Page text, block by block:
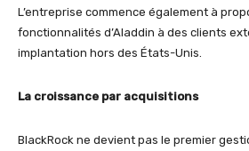
L’entreprise commence également à
fonctionnalités d’Aladdin à des clients
implantation hors des États-Unis.
La croissance par acquisitions
BlackRock ne devient pas le premier